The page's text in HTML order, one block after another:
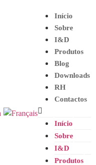
Início
Sobre
I&D
Produtos
Blog
Downloads
RH
Contactos
Início
Sobre
I&D
Produtos